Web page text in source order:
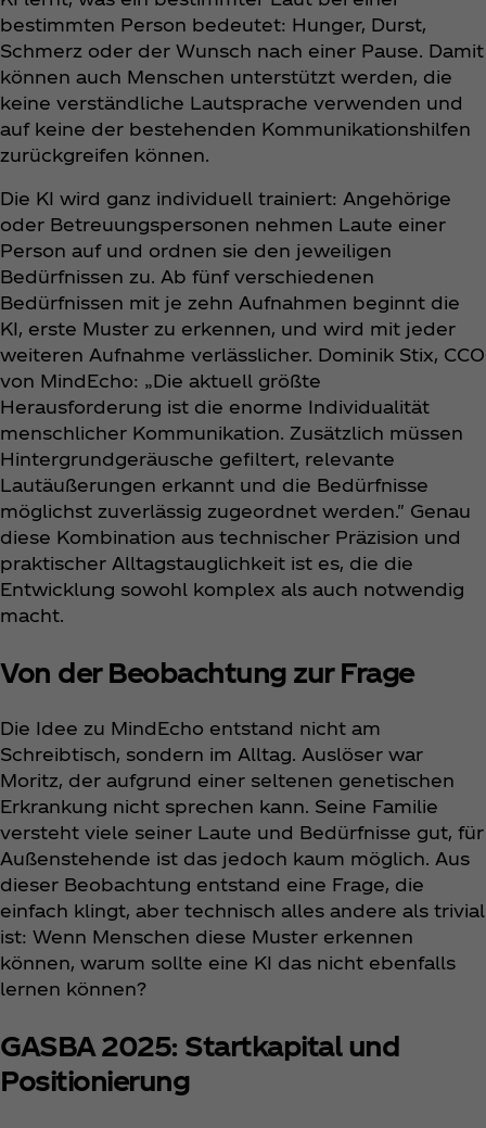
bestimmten Person bedeutet: Hunger, Durst,
Schmerz oder der Wunsch nach einer Pause. Damit
können auch Menschen unterstützt werden, die
keine verständliche Lautsprache verwenden und
auf keine der bestehenden Kommunikationshilfen
zurückgreifen können.
Die KI wird ganz individuell trainiert: Angehörige
oder Betreuungspersonen nehmen Laute einer
Person auf und ordnen sie den jeweiligen
Bedürfnissen zu. Ab fünf verschiedenen
Bedürfnissen mit je zehn Aufnahmen beginnt die
KI, erste Muster zu erkennen, und wird mit jeder
weiteren Aufnahme verlässlicher. Dominik Stix, CCO
von MindEcho: „Die aktuell größte
Herausforderung ist die enorme Individualität
menschlicher Kommunikation. Zusätzlich müssen
Hintergrundgeräusche gefiltert, relevante
Lautäußerungen erkannt und die Bedürfnisse
möglichst zuverlässig zugeordnet werden." Genau
diese Kombination aus technischer Präzision und
praktischer Alltagstauglichkeit ist es, die die
Entwicklung sowohl komplex als auch notwendig
macht.
Von der Beobachtung zur Frage
Die Idee zu MindEcho entstand nicht am
Schreibtisch, sondern im Alltag. Auslöser war
Moritz, der aufgrund einer seltenen genetischen
Erkrankung nicht sprechen kann. Seine Familie
versteht viele seiner Laute und Bedürfnisse gut, für
Außenstehende ist das jedoch kaum möglich. Aus
dieser Beobachtung entstand eine Frage, die
einfach klingt, aber technisch alles andere als trivial
ist: Wenn Menschen diese Muster erkennen
können, warum sollte eine KI das nicht ebenfalls
lernen können?
GASBA 2025: Startkapital und
Positionierung